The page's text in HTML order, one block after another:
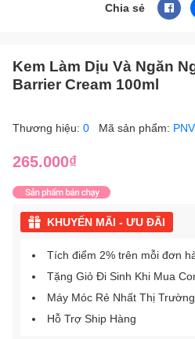
Chia sẻ
Kem Làm Dịu Và Ngăn
Barrier Cream 100ml
Thương hiệu: 0 Mã sản phẩm:
265.000₫
KHUYẾN MÃI - ƯU ĐÃI
Tích điểm 2% trên mỗi đơn
Tặng Giỏ Đi Sinh Khi Mua
Máy Móc Rẻ Nhất Thị Trường
Hỗ Trợ Ship Hàng